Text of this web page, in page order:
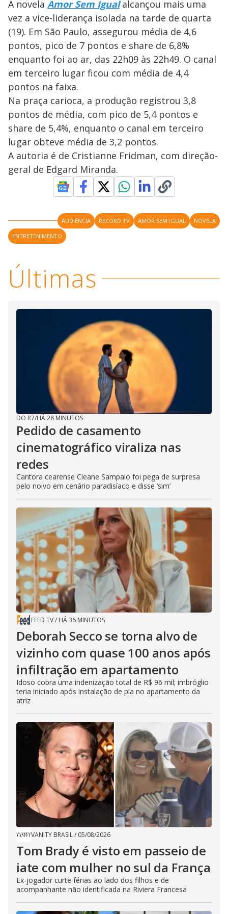
A novela Amor Sem Igualalcançou mais uma
vez a vice-liderança isolada na tarde de quarta
(19). Em São Paulo, assegurou média de 4,6
pontos, pico de 7 pontos e share de 6,8%
enquanto foi ao ar, das 22h09 às 22h49. O canal
em terceiro lugar ficou com média de 4,4
pontos na faixa.
Na praça carioca, a produção registrou 3,8
pontos de média, com pico de 5,4 pontos e
share de 5,4%, enquanto o canal em terceiro
lugar obteve média de 3,2 pontos.
A autoria é de Cristianne Fridman, com direção-
geral de Edgard Miranda.
AUDIÊNCIA RECORD TV AMOR SEM IGUAL
NOVELA
ENTRETENIMENTO
Últimas
DO R7/HÁ 28 MINUTOS
Pedido de casamento
cinematográfico viraliza nas
redes
Cantora cearense Cleane Sampaio foi pega de surpresa
pelo noivo em cenário paradisíaco e disse ‘sim’
FEED TV/ HÁ 36 MINUTOS
Deborah Secco se torna alvo de
vizinho com quase 100 anos após
infiltração em apartamento
Idoso cobra uma indenização total de R$ 96 mil; imbróglio
teria iniciado após instalação de pia no apartamento da
atriz
VANITY BRASIL/ 05/08/2026
Tom Brady é visto em passeio de
iate com mulher no sul da França
Ex-jogador curte férias ao lado dos filhos e de
acompanhante não identificada na Riviera Francesa